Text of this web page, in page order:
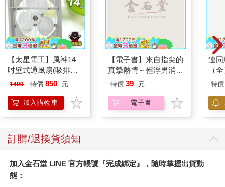
【太星電工】風神14
吋壁式通風扇(吸排風
機)
1499 特價 850 元
加入購物車
【電子書】來自指尖的
真摯熱情～輕浮男消防
員帶著熱烈眼神擁抱我
特價 39 元
電子書
連
（
特價
訂購/退換貨須知
加入金石堂 LINE 官方帳號『完成綁定』，隨時掌握出貨動
態：